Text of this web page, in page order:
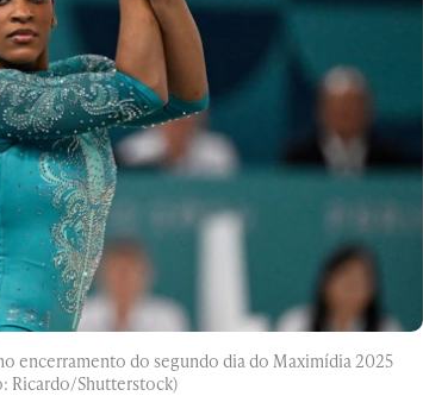
encerramento do segundo dia do Maximídia 2025
Ricardo/Shutterstock)